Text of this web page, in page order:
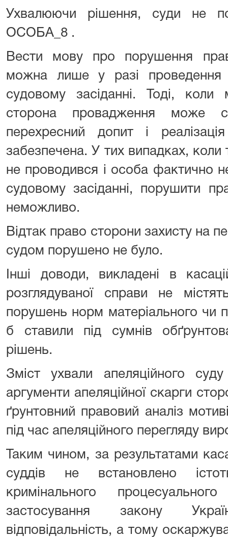
Ухвалюючи рішення, суди не
ОСОБА_8 .
Вести мову про порушення
можна лише у разі
судовому засіданні. Тоді,
сторона провадження може
перехресний допит і
забезпечена. У тих випадках, коли
не проводився і особа фактично
судовому засіданні, порушити
неможливо.
Відтак право сторони захисту на
судом порушено не було.
Інші доводи, викладені в
розглядуваної справи не
порушень норм матеріального чи
б ставили під сумнів
рішень.
Зміст ухвали апеляційного
аргументи апеляційної скарги
ґрунтовний правовий аналіз
під час апеляційного перегляду
Таким чином, за результатами
суддів не встановлено
кримінального
застосування закону
відповідальність, а тому